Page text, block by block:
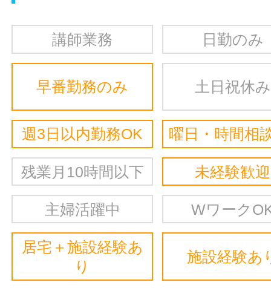
講師業務 日勤のみ
早番勤務のみ 土日祝休み
週3日以内勤務OK 曜日・時間相
残業月10時間以下 未経験歓迎
主婦活躍中 Wワーク
居宅＋施設経験あ
り
施設経験あ